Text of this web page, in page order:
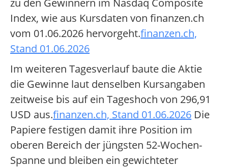
zu den Gewinnern im Nasdaq Composite
Index, wie aus Kursdaten von finanzen.ch
vom 01.06.2026 hervorgeht.finanzen.ch,
Stand 01.06.2026
Im weiteren Tagesverlauf baute die Aktie
die Gewinne laut denselben Kursangaben
zeitweise bis auf ein Tageshoch von 296,91
USD aus.finanzen.ch, Stand 01.06.2026 Die
Papiere festigen damit ihre Position im
oberen Bereich der jüngsten 52-Wochen-
Spanne und bleiben ein gewichteter